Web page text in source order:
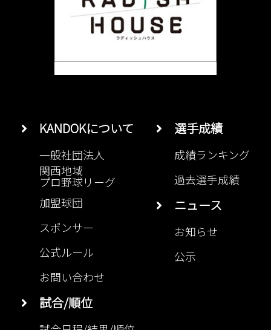
KANDOKについて
一般社団法人
関西地域
プロ野球リーグ
加盟球団
スポンサー
公式ルール
お問い合わせ
試合/順位
選手成績
成績ランキング
過去選手成績
ニュース
お知らせ
公示